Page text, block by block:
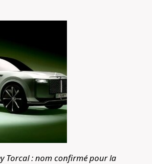
Torcal : nom confirmé pour la